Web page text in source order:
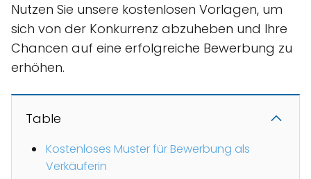
Nutzen Sie unsere kostenlosen Vorlagen, um
sich von der Konkurrenz abzuheben und Ihre
Chancen auf eine erfolgreiche Bewerbung zu
erhöhen.
Table
Kostenloses Muster für Bewerbung als
Verkäuferin